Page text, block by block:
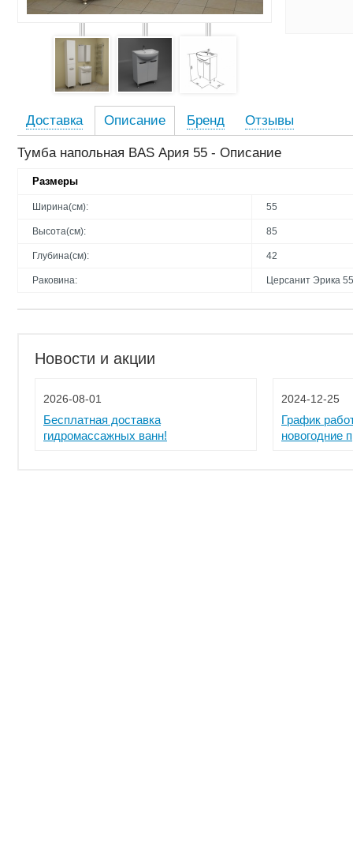
Доставка Описание Бренд Отзывы
Тумба напольная BAS Ария 55 - Описание
Размеры
Ширина(см): 55
Высота(см): 85
Глубина(см): 42
Раковина: Церсанит Эрика 55
Новости и акции
2026-08-01
Бесплатная доставка
гидромассажных ванн!
2024-12-25
График
новогодние